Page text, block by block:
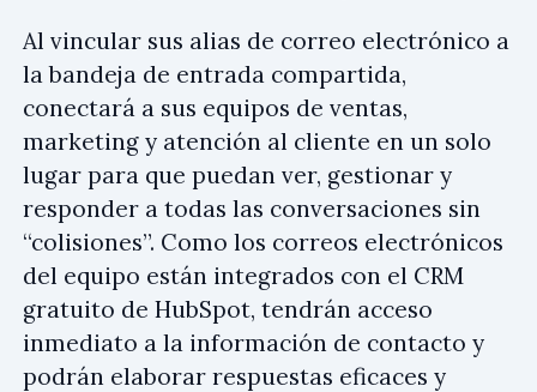
Al vincular sus alias de correo electrónico a
la bandeja de entrada compartida,
conectará a sus equipos de ventas,
marketing y atención al cliente en un solo
lugar para que puedan ver, gestionar y
responder a todas las conversaciones sin
“colisiones”. Como los correos electrónicos
del equipo están integrados con el CRM
gratuito de HubSpot, tendrán acceso
inmediato a la información de contacto y
podrán elaborar respuestas eficaces y